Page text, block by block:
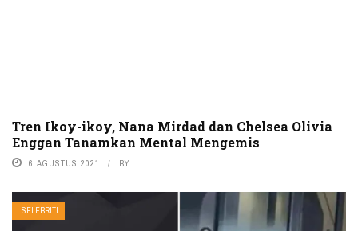
Tren Ikoy-ikoy, Nana Mirdad dan Chelsea Olivia
Enggan Tanamkan Mental Mengemis
6 AGUSTUS 2021 BY
SELEBRITI